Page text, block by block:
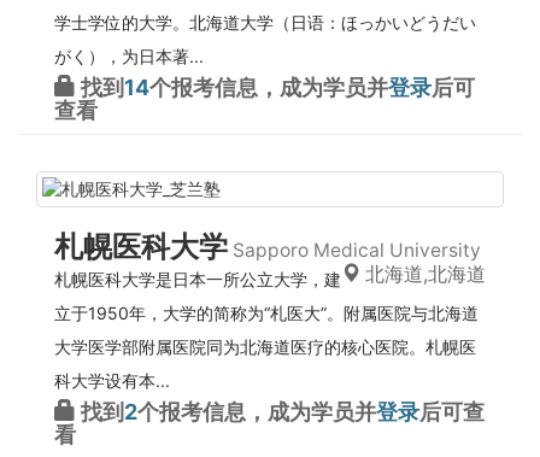
学士学位的大学。北海道大学（日语：ほっかいどうだい
がく），为日本著...
找到 14个报考信息，成为学员并登录后可
查看
札幌医科大学 Sapporo Medical University
北海道,北海道
札幌医科大学是日本一所公立大学，建
立于1950年，大学的简称为“札医大”。附属医院与北海道
大学医学部附属医院同为北海道医疗的核心医院。札幌医
科大学设有本...
找到 2个报考信息，成为学员并登录后可查
看